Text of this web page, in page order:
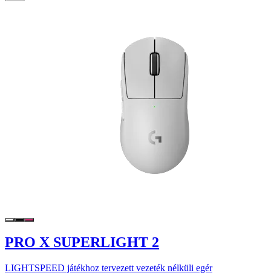
PRO X SUPERLIGHT 2
LIGHTSPEED játékhoz tervezett vezeték nélküli egér